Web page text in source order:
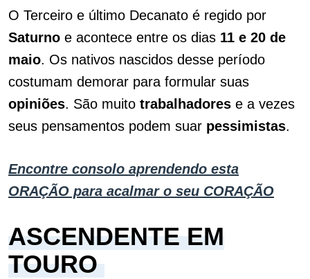
O Terceiro e último Decanato é regido por
Saturno e acontece entre os dias 11 e 20 de
maio. Os nativos nascidos desse período
costumam demorar para formular suas
opiniões. São muito trabalhadores e a vezes
seus pensamentos podem suar pessimistas.
Encontre consolo aprendendo esta
ORAÇÃO para acalmar o seu CORAÇÃO
ASCENDENTE EM
TOURO